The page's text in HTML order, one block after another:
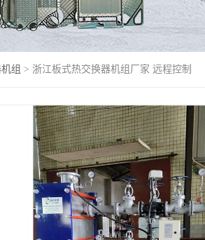
组 > 浙江板式热交换器机组厂家 远程控制